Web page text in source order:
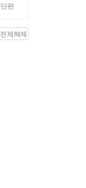
단편
전체해제